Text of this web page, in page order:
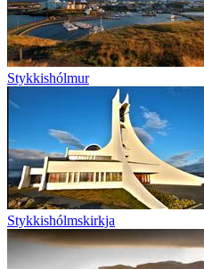
Stykkishólmur
Stykkishólmskirkja